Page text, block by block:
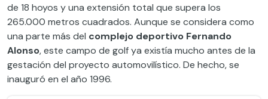
de 18 hoyos y una extensión total que supera los
265.000 metros cuadrados. Aunque se considera como
una parte más del complejo deportivo Fernando
Alonso, este campo de golf ya existía mucho antes de la
gestación del proyecto automovilístico. De hecho, se
inauguró en el año 1996.